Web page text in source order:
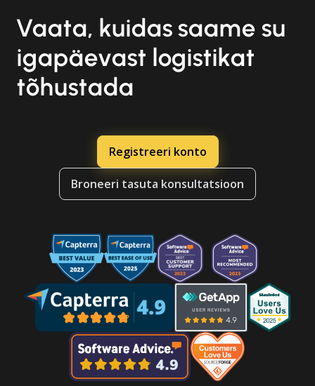
Vaata, kuidas saame su
igapäevast logistikat
tõhustada
Registreeri konto
Broneeri tasuta konsultatsioon